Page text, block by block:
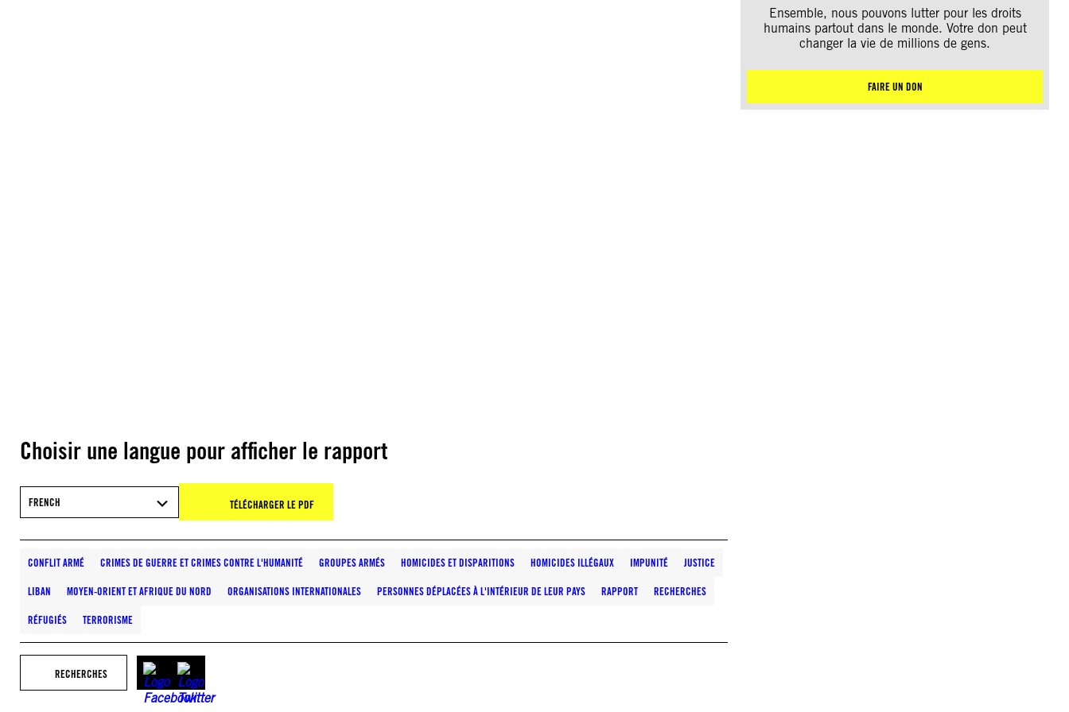
Choisir une langue pour afficher le rapport
FRENCH TÉLÉCHARGER LE PDF
CONFLIT ARMÉ CRIMES DE GUERRE ET CRIMES CONTRE L'HUMANITÉ GROUPES ARMÉS HOMICIDES ET DISPARITIONS HOMICIDES ILLÉGAUX IMPUNITÉ JUSTICE
LIBAN MOYEN-ORIENT ET AFRIQUE DU NORD ORGANISATIONS INTERNATIONALES PERSONNES DÉPLACÉES À L'INTÉRIEUR DE LEUR PAYS RAPPORT RECHERCHES
RÉFUGIÉS TERRORISME
RECHERCHES
Ensemble, nous pouvons lutter pour les droits
humains partout dans le monde. Votre don peut
changer la vie de millions de gens.
FAIRE UN DON